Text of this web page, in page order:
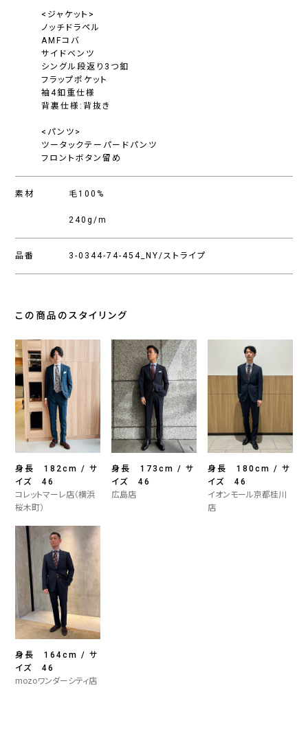
<ジャケット>
ノッチドラペル
AMFコバ
サイドベンツ
シングル段返り3つ釦
フラップポケット
袖4釦重仕様
背裏仕様:背抜き
<パンツ>
ツータックテーパードパンツ
フロントボタン留め
素材 毛100%
240g/m
品番 3-0344-74-454_NY/ストライプ
この商品のスタイリング
身長 182cm / サ
イズ 46
コレットマーレ店（横浜
桜木町）
身長 173cm / サ
イズ 46
広島店
身長 180cm / サ
イズ 46
イオンモール京都桂川
店
身長 164cm / サ
イズ 46
mozoワンダーシティ店